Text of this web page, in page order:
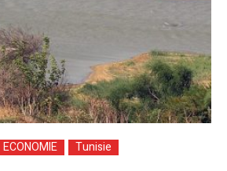
ECONOMIE Tunisie